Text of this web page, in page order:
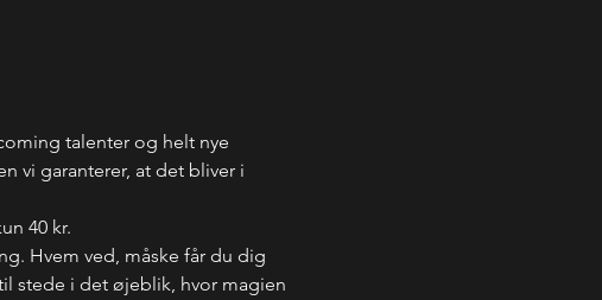
talenter og helt nye
vi garanterer, at det bliver i
40 kr.
Hvem ved, måske får du dig
stede i det øjeblik, hvor magien